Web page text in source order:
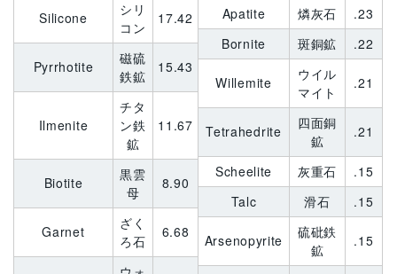
Silicone
シリ
コン
17.42
Pyrrhotite
磁硫
鉄鉱
15.43
Ilmenite
チタ
ン鉄
鉱
11.67
Biotite
黒雲
母
8.90
Garnet
ざく
ろ石
6.68
Apatite 燐灰石
.23
Bornite
斑銅鉱 .22
Willemite
ウイル
マイト
.21
Tetrahedrite
四面銅
鉱
.21
Scheelite 灰重石
.15
Talc
滑石 .15
Arsenopyrite
硫砒鉄
鉱
.15